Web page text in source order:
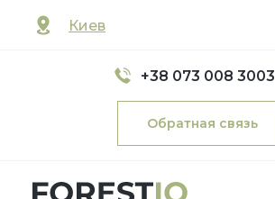
Киев
+38 073 008 3003
Обратная связь